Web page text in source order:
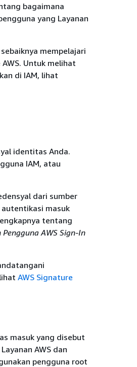
bagaimana
yang Layanan
mempelajari
Untuk melihat
di IAM, lihat
identitas Anda.
IAM, atau
dari sumber
masuk
tentang
Pengguna AWS Sign-In
AWS Signature
masuk yang disebut
AWS dan
pengguna root